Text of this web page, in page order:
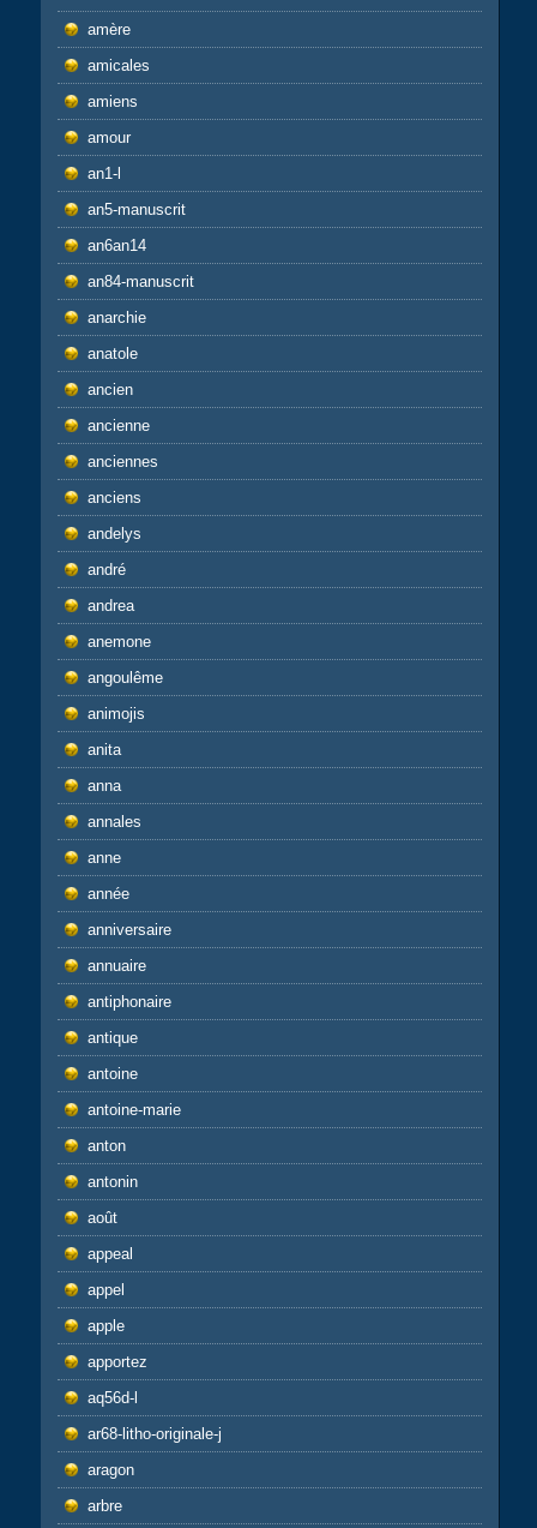
amère
amicales
amiens
amour
an1-l
an5-manuscrit
an6an14
an84-manuscrit
anarchie
anatole
ancien
ancienne
anciennes
anciens
andelys
andré
andrea
anemone
angoulême
animojis
anita
anna
annales
anne
année
anniversaire
annuaire
antiphonaire
antique
antoine
antoine-marie
anton
antonin
août
appeal
appel
apple
apportez
aq56d-l
ar68-litho-originale-j
aragon
arbre